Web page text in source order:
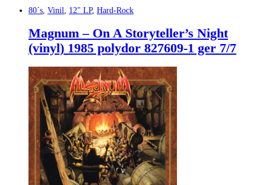
80´s Vinil 12" LP, Hard-Rock
Magnum – On A Storyteller’s Night
(vinyl) 1985 polydor 827609-1 ger 7/7